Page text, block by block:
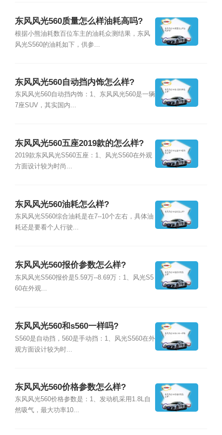
东风风光560质量怎么样油耗高吗?
根据小熊油耗数百位车主的油耗众测结果，东风
风光S560的油耗如下，供参...
东风风光560自动挡内饰怎么样?
东风风光560自动挡内饰：1、东风风光560是一辆
7座SUV，其实国内...
东风风光560五座2019款的怎么样?
2019款东风风光S560五座：1、风光S560在外观
方面设计较为时尚...
东风风光560油耗怎么样?
东风风光S560综合油耗是在7--10个左右，具体油
耗还是要看个人行驶...
东风风光560报价参数怎么样?
东风风光S560报价是5.59万--8.69万：1、风光S5
60在外观...
东风风光560和s560一样吗?
S560是自动挡，560是手动挡：1、风光S560在外
观方面设计较为时...
东风风光560价格参数怎么样?
东风风光560价格参数是：1、发动机采用1.8L自
然吸气，最大功率10...